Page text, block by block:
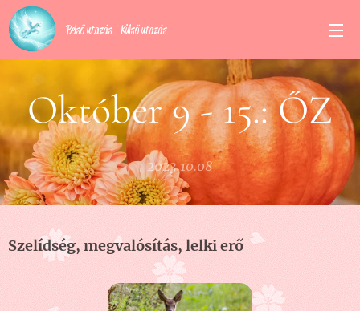
Belső utazás | Külső utazás
Október 9 - 15.: ŐZ
2023.10.08
Szelídség, megvalósítás, lelki erő